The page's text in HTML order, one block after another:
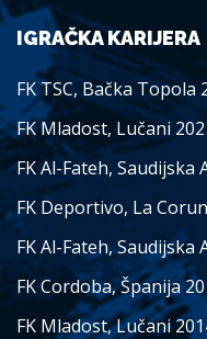
IGRAČKA KARIJERA
FK TSC, Bačka Topola
FK Mladost, Lučani
FK Al-Fateh, Saudijska
FK Deportivo, La
FK Al-Fateh, Saudijska
FK Cordoba, Španija
FK Mladost, Lučani